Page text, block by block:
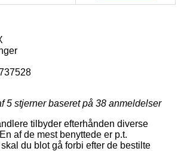
5 stjerner baseret på 38 anmeldelser
tilbyder efterhånden diverse
af de mest benyttede er p.t.
du blot gå forbi efter de bestilte